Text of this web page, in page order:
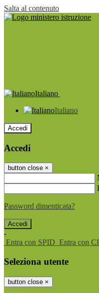
Salta al contenuto
Italiano
Italiano
Accedi
Accedi
button close ×
Password dimenticata?
-
Entra con SPID Entra con
Seleziona utente
button close ×